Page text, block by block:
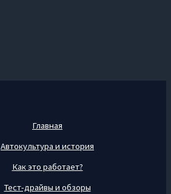
Главная
Автокультура и история
Как это работает?
Тест-драйвы и обзоры